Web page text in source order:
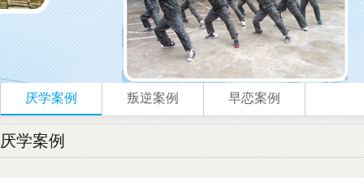
厌学案例 叛逆案例 早恋案例
厌学案例